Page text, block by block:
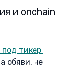
и onchain
под тикер
обяви, че